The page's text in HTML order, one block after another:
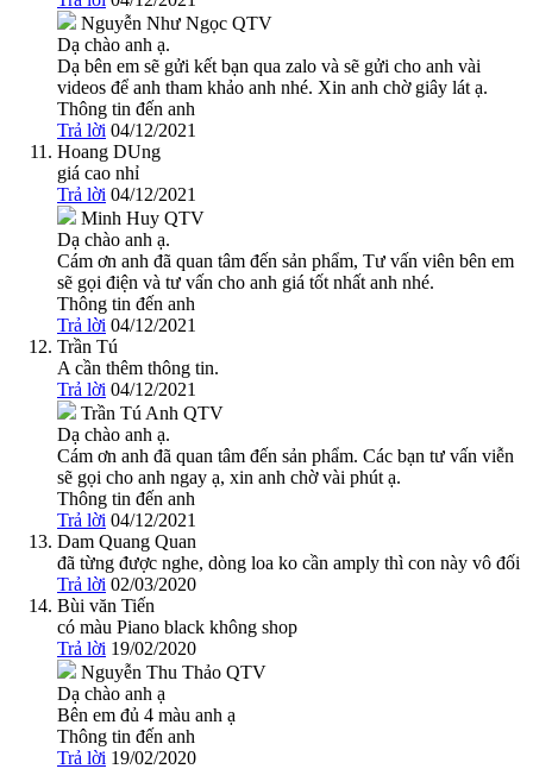
Nguyễn Như Ngọc QTV
Dạ chào anh ạ.
Dạ bên em sẽ gửi kết bạn qua zalo và sẽ gửi cho anh vài
videos để anh tham khảo anh nhé. Xin anh chờ giây lát ạ.
Thông tin đến anh
Trả lời 04/12/2021
Hoang DUng
giá cao nhỉ
Trả lời 04/12/2021
Minh Huy QTV
Dạ chào anh ạ.
Cám ơn anh đã quan tâm đến sản phẩm, Tư vấn viên bên em
sẽ gọi điện và tư vấn cho anh giá tốt nhất anh nhé.
Thông tin đến anh
Trả lời 04/12/2021
Trần Tú
A cần thêm thông tin.
Trả lời 04/12/2021
Trần Tú Anh QTV
Dạ chào anh ạ.
Cám ơn anh đã quan tâm đến sản phẩm. Các bạn tư vấn viễn
sẽ gọi cho anh ngay ạ, xin anh chờ vài phút ạ.
Thông tin đến anh
Trả lời 04/12/2021
Dam Quang Quan
đã từng được nghe, dòng loa ko cần amply thì con này vô đối
Trả lời 02/03/2020
Bùi văn Tiến
có màu Piano black không shop
Trả lời 19/02/2020
Nguyễn Thu Thảo QTV
Dạ chào anh ạ
Bên em đủ 4 màu anh ạ
Thông tin đến anh
Trả lời 19/02/2020